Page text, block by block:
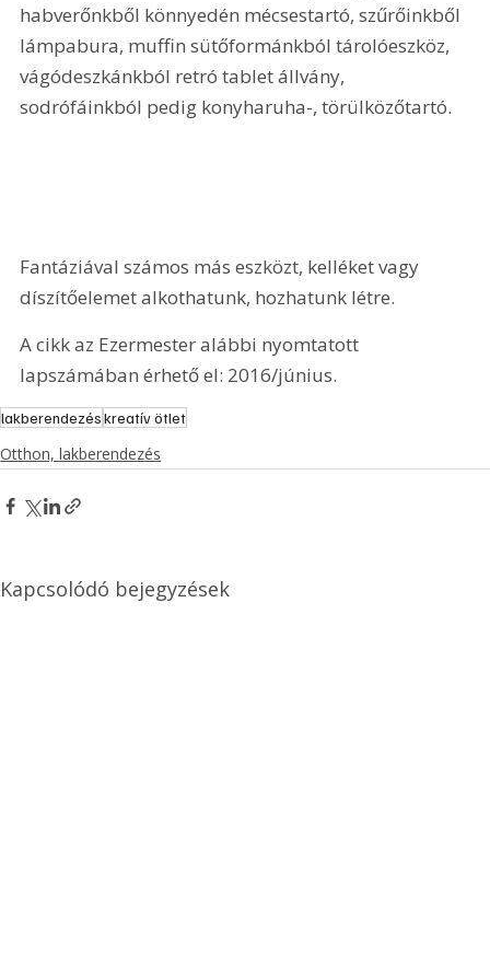
habverőnkből könnyedén mécsestartó, szűrőinkből
lámpabura, muffin sütőformánkból tárolóeszköz,
vágódeszkánkból retró tablet állvány,
sodrófáinkból pedig konyharuha-, törülközőtartó.
Fantáziával számos más eszközt, kelléket vagy
díszítőelemet alkothatunk, hozhatunk létre.
A cikk az Ezermester alábbi nyomtatott
lapszámában érhető el: 2016/június.
lakberendezéskreatív ötlet
Otthon, lakberendezés
Kapcsolódó bejegyzések